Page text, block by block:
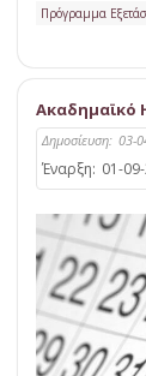
Πρόγραμμα
Ακαδημαϊκό
Δημοσίευση: 03-
Έναρξη: 01-